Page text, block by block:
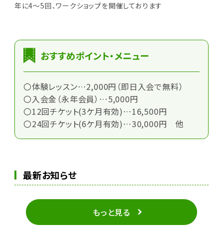
年に4～5回、ワークショップを開催しております
おすすめポイント・メニュー
〇体験レッスン…2,000円（即日入会で無料）
〇入会金（永年会員）…5,000円
〇12回チケット(3ケ月有効)…16,500円
〇24回チケット(6ケ月有効)…30,000円 他
最新お知らせ
もっと見る